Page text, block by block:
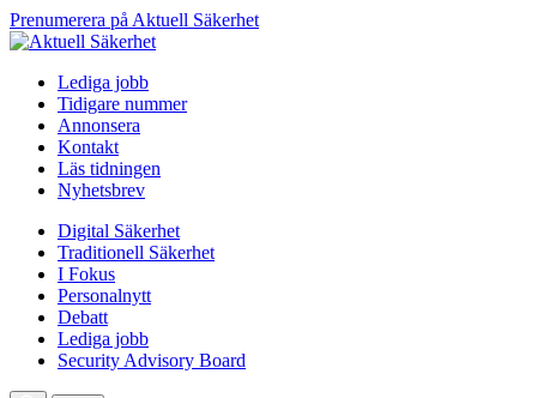
Prenumerera på Aktuell Säkerhet
Lediga jobb
Tidigare nummer
Annonsera
Kontakt
Läs tidningen
Nyhetsbrev
Digital Säkerhet
Traditionell Säkerhet
I Fokus
Personalnytt
Debatt
Lediga jobb
Security Advisory Board